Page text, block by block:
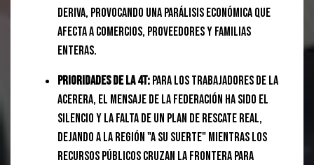
deriva, provocando una parálisis económica que
afecta a comercios, proveedores y familias
enteras.
Prioridades de la 4T:Para los trabajadores de la
acerera, el mensaje de la federación ha sido el
silencio y la falta de un plan de rescate real,
dejando a la región "a su suerte" mientras los
recursos públicos cruzan la frontera para